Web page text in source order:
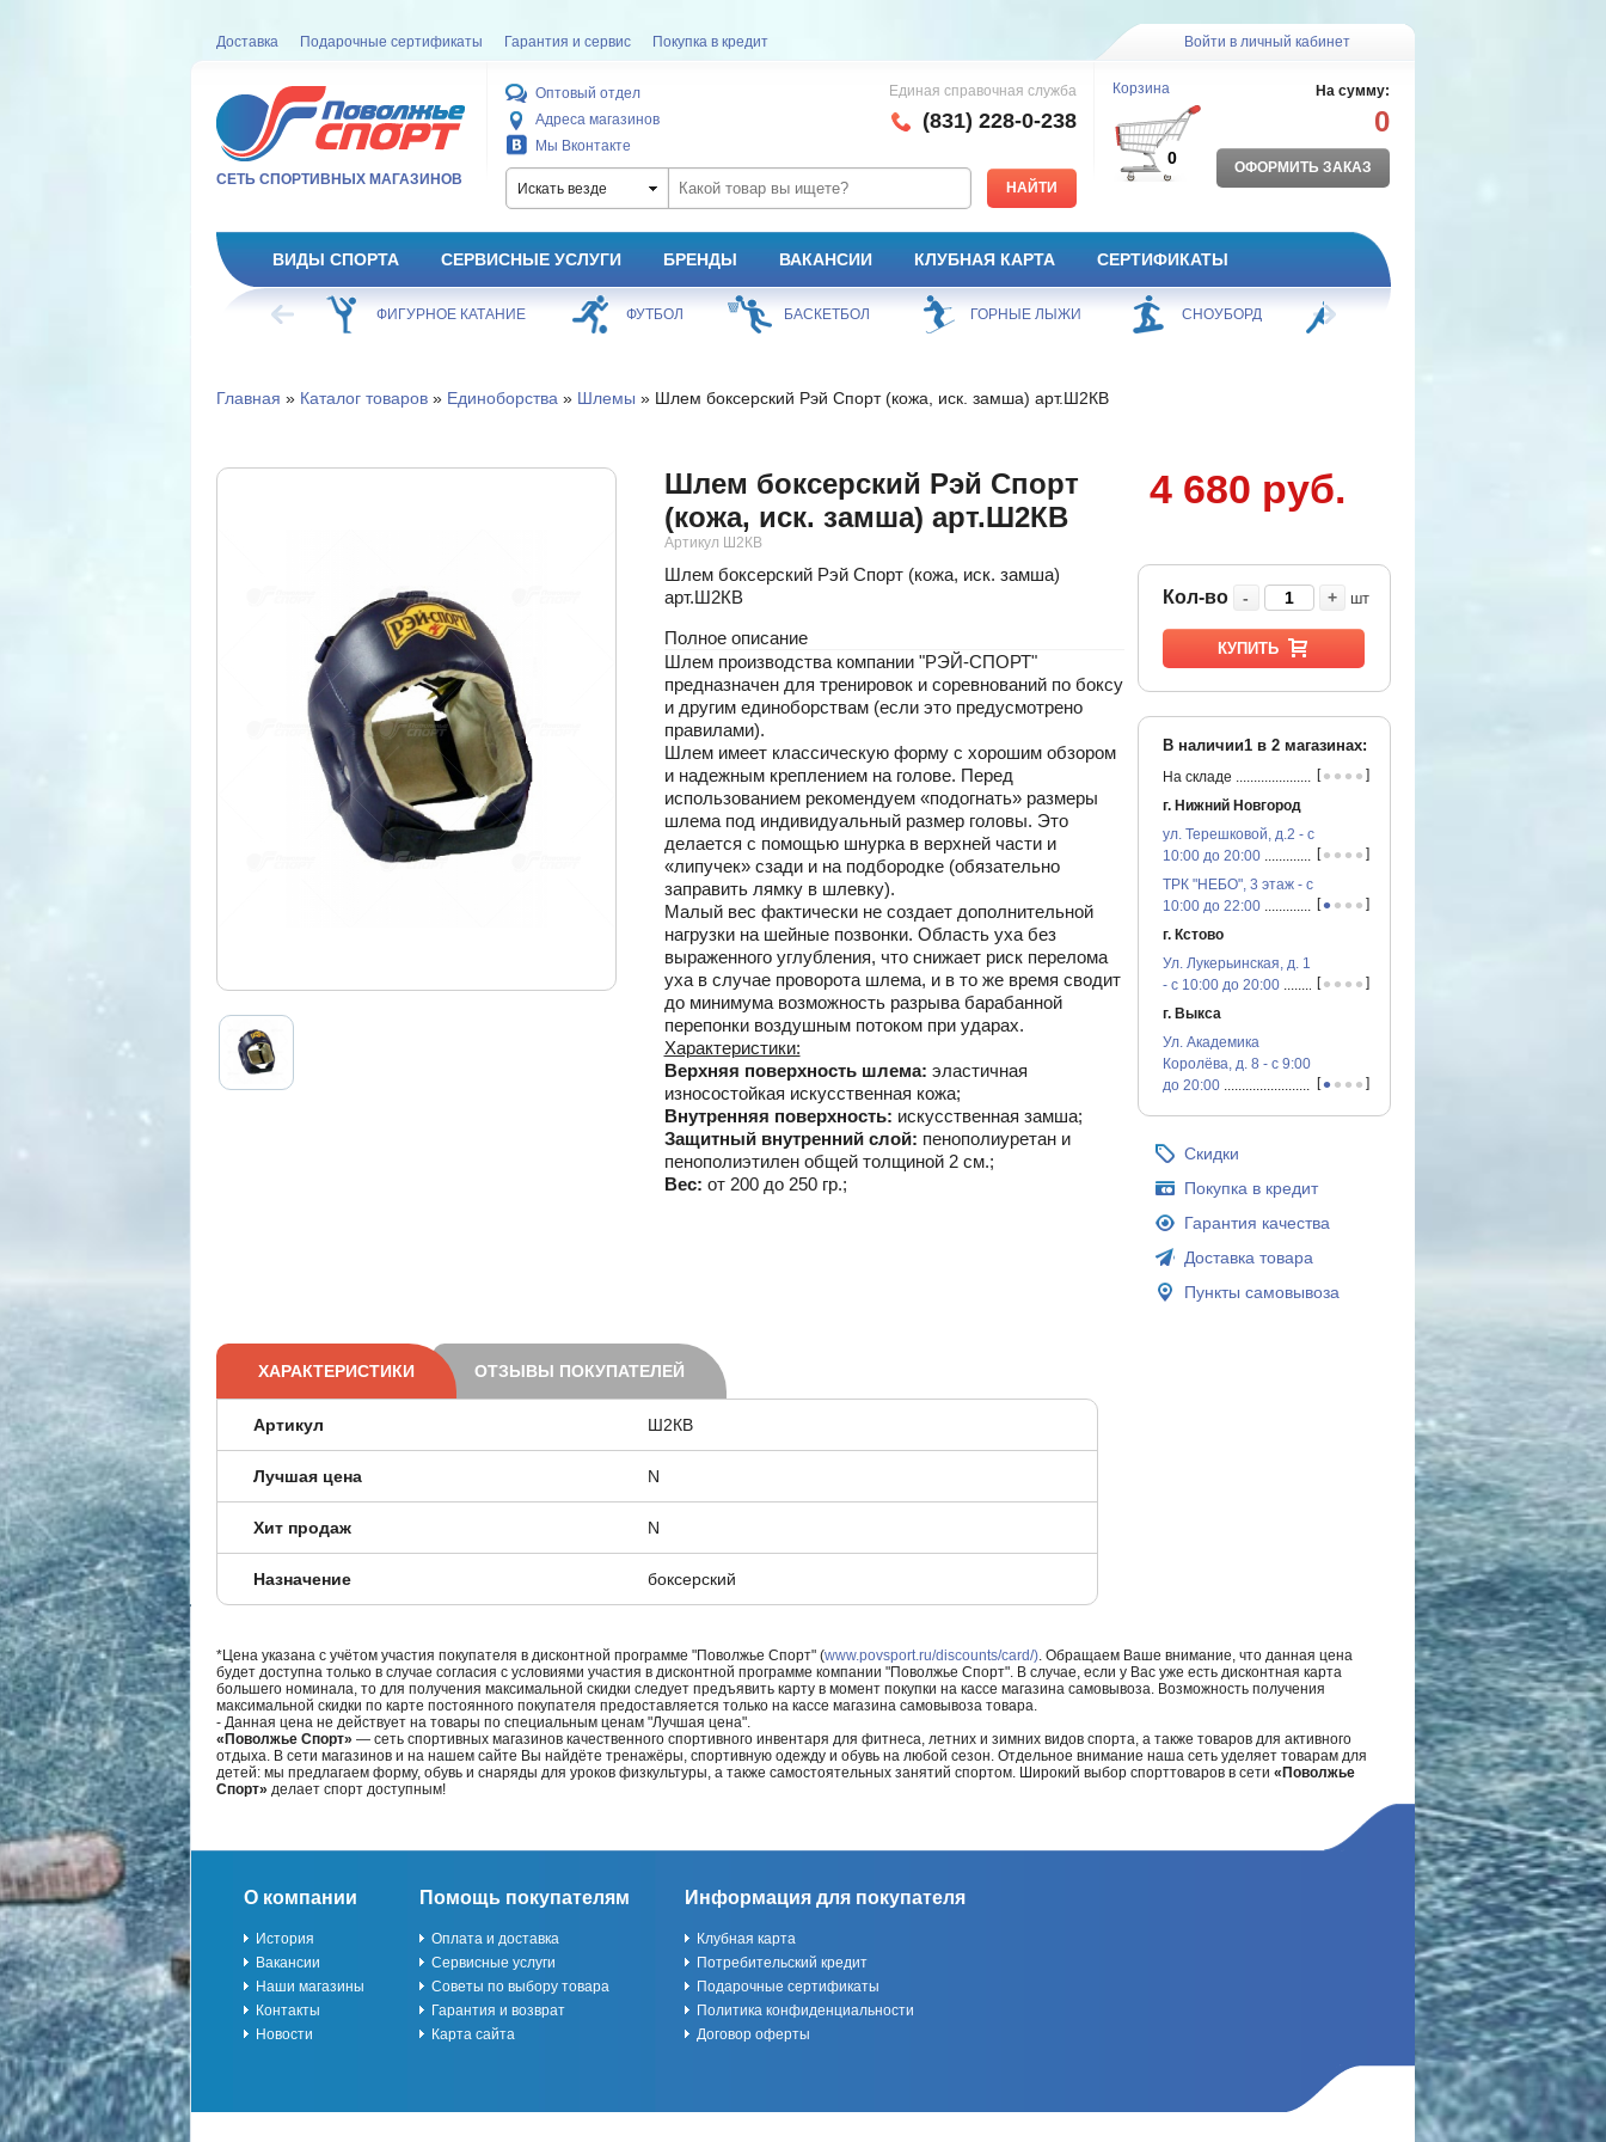
Доставка Подарочные сертификаты Гарантия и сервис Покупка в кредит Войти в личный кабинет
СЕТЬ СПОРТИВНЫХ МАГАЗИНОВ
Оптовый отдел
Адреса магазинов
Мы Вконтакте
Единая справочная служба
(831) 228-0-238
Искать везде
Корзина
0
На сумму:
0
ОФОРМИТЬ ЗАКАЗ
ВИДЫ СПОРТА СЕРВИСНЫЕ УСЛУГИ БРЕНДЫ ВАКАНСИИ КЛУБНАЯ КАРТА СЕРТИФИКАТЫ
ХОККЕЙ ФИГУРНОЕ КАТАНИЕ ФУТБОЛ БАСКЕТБОЛ ГОРНЫЕ ЛЫЖИ СНОУБОРД
Главная » Каталог товаров» Единоборства » Шлемы » Шлем боксерский Рэй Спорт (кожа, иск. замша) арт.Ш2КВ
Шлем боксерский Рэй Спорт
(кожа, иск. замша) арт.Ш2КВ
Артикул Ш2КВ
Шлем боксерский Рэй Спорт (кожа, иск. замша)
арт.Ш2КВ
Полное описание
Шлем производства компании "РЭЙ-СПОРТ"
предназначен для тренировок и соревнований по боксу
и другим единоборствам (если это предусмотрено
правилами).
Шлем имеет классическую форму с хорошим обзором
и надежным креплением на голове. Перед
использованием рекомендуем «подогнать» размеры
шлема под индивидуальный размер головы. Это
делается с помощью шнурка в верхней части и
«липучек» сзади и на подбородке (обязательно
заправить лямку в шлевку).
Малый вес фактически не создает дополнительной
нагрузки на шейные позвонки. Область уха без
выраженного углубления, что снижает риск перелома
уха в случае проворота шлема, и в то же время сводит
до минимума возможность разрыва барабанной
перепонки воздушным потоком при ударах.
Характеристики:
Верхняя поверхность шлема: эластичная
износостойкая искусственная кожа;
Внутренняя поверхность: искусственная замша;
Защитный внутренний слой: пенополиуретан и
пенополиэтилен общей толщиной 2 см.;
Вес: от 200 до 250 гр.;
4 680 руб.
Кол-во - + шт
КУПИТЬ
В наличии1 в 2магазинах:
На складе ...............................................
[•••• ]
г. Нижний Новгород
ул. Терешковой, д.2 - с
10:00 до 20:00...............................................
[•••• ]
ТРК "НЕБО", 3 этаж - с
10:00 до 22:00...............................................
[•••• ]
г. Кстово
Ул. Лукерьинская, д. 1
- с 10:00 до 20:00...............................................
[•••• ]
г. Выкса
Ул. Академика
Королёва, д. 8 - с 9:00
до 20:00...............................................
[•••• ]
Скидки
Покупка в кредит
Гарантия качества
Доставка товара
Пункты самовывоза
ХАРАКТЕРИСТИКИ ОТЗЫВЫ ПОКУПАТЕЛЕЙ
Артикул Ш2КВ
Лучшая цена N
Хит продаж N
Назначение боксерский
*Цена указана с учётом участия покупателя в дисконтной программе "Поволжье Спорт" (www.povsport.ru/discounts/card/). Обращаем Ваше внимание, что данная цена
будет доступна только в случае согласия с условиями участия в дисконтной программе компании "Поволжье Спорт". В случае, если у Вас уже есть дисконтная карта
большего номинала, то для получения максимальной скидки следует предъявить карту в момент покупки на кассе магазина самовывоза. Возможность получения
максимальной скидки по карте постоянного покупателя предоставляется только на кассе магазина самовывоза товара.
- Данная цена не действует на товары по специальным ценам "Лучшая цена".
«Поволжье Спорт» — сеть спортивных магазинов качественного спортивного инвентаря для фитнеса, летних и зимних видов спорта, а также товаров для активного
отдыха. В сети магазинов и на нашем сайте Вы найдёте тренажёры, спортивную одежду и обувь на любой сезон. Отдельное внимание наша сеть уделяет товарам для
детей: мы предлагаем форму, обувь и снаряды для уроков физкультуры, а также самостоятельных занятий спортом. Широкий выбор спорттоваров в сети «Поволжье
Спорт» делает спорт доступным!
О компании
История
Вакансии
Наши магазины
Контакты
Новости
Помощь покупателям
Оплата и доставка
Сервисные услуги
Советы по выбору товара
Гарантия и возврат
Карта сайта
Информация для покупателя
Клубная карта
Потребительский кредит
Подарочные сертификаты
Политика конфиденциальности
Договор оферты